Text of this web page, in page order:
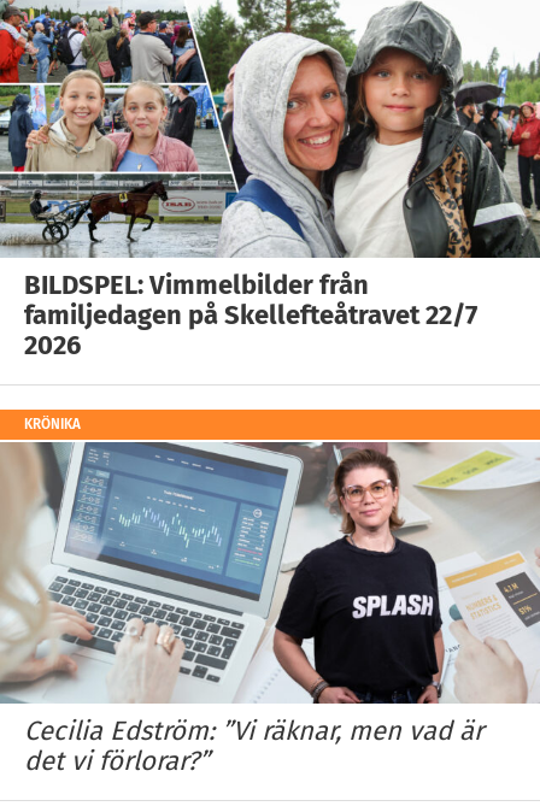
BILDSPEL: Vimmelbilder från
familjedagen på Skellefteåtravet 22/7
2026
KRÖNIKA
Cecilia Edström: ”Vi räknar, men vad är
det vi förlorar?”